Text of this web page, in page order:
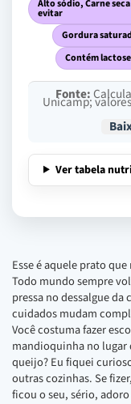
Alto sódio, Carne
evitar
Gordura
Contém
Fonte:
Unicamp;
Ver tabela
Esse é aquele prato
Todo mundo sempre
pressa no dessalgue da
cuidados mudam
Você costuma fazer
mandioquinha no lugar
queijo? Eu fiquei
outras cozinhas. Se
ficou o seu, sério,